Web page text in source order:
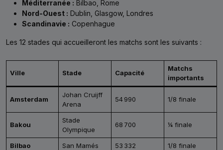
Méditerranée : Bilbao, Rome
Nord-Ouest : Dublin, Glasgow, Londres
Scandinavie : Copenhague
Les 12 stades qui accueilleront les matchs sont les suivants :
Ville Stade Capacité
Matchs
importants
Amsterdam
Johan Cruijff
Arena
54 990 1/8 finale
Bakou
Stade
Olympique
68 700 ¼ finale
Bilbao San Mamés 53 332 1/8 finale